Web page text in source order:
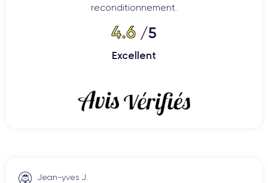
reconditionnement.
4.6 /5
Excellent
Jean-yves J.